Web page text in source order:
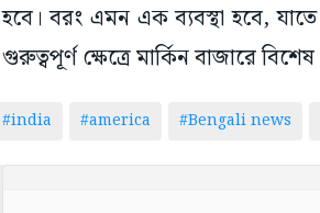
হবে। বরং এমন এক ব্যবস্থা হবে,
গুরুত্বপূর্ণ ক্ষেত্রে মার্কিন বাজারে
#india #america #Bengali news